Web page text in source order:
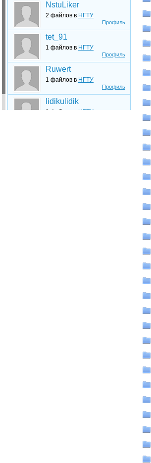
Профиль
NstuLiker
2 файлов в НГТУ
Профиль
tet_91
1 файлов в НГТУ
Профиль
Ruwert
1 файлов в НГТУ
lidikulidik
1 файлов в НГТУ